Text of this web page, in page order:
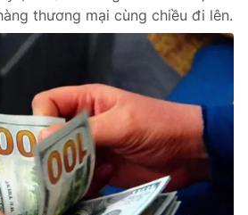
thương mại cùng chiều đi lên.